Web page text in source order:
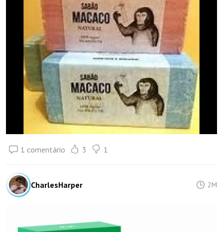
1 comentário 3 1
CharlesHarper 2M